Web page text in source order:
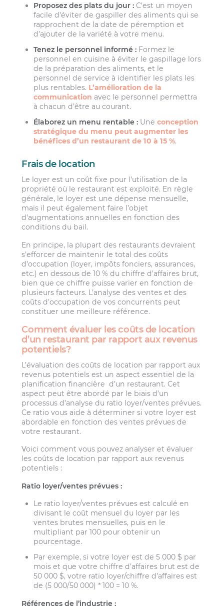
Proposez des plats du jour : C’est un moyen
facile d’éviter de gaspiller des aliments qui se
rapprochent de la date de péremption et
d’ajouter de la variété à votre menu.
Tenez le personnel informé : Formez le
personnel en cuisine à éviter le gaspillage lors
de la préparation des aliments, et le
personnel de service à identifier les plats les
plus rentables. L’amélioration de la
communication avec le personnel permettra
à chacun d’être au courant.
Élaborez un menu rentable : Uneconception
stratégique du menu peut augmenter les
bénéfices d’un restaurant de 10 à 15 %.
Frais de location
Le loyer est un coût fixe pour l’utilisation de la
propriété où le restaurant est exploité. En règle
générale, le loyer est une dépense mensuelle,
mais il peut également faire l’objet
d’augmentations annuelles en fonction des
conditions du bail.
En principe, la plupart des restaurants devraient
s’efforcer de maintenir le total des coûts
d’occupation (loyer, impôts fonciers, assurances,
etc.) en dessous de 10 % du chiffre d’affaires brut,
bien que ce chiffre puisse varier en fonction de
plusieurs facteurs. L’analyse des ventes et des
coûts d’occupation de vos concurrents peut
constituer une meilleure référence.
Comment évaluer les coûts de location
d’un restaurant par rapport aux revenus
potentiels?
L’évaluation des coûts de location par rapport aux
revenus potentiels est un aspect essentiel de la
planification financière d’un restaurant. Cet
aspect peut être abordé par le biais d’un
processus d’analyse du ratio loyer/ventes prévues.
Ce ratio vous aide à déterminer si votre loyer est
abordable en fonction des ventes prévues de
votre restaurant.
Voici comment vous pouvez analyser et évaluer
les coûts de location par rapport aux revenus
potentiels :
Ratio loyer/ventes prévues :
Le ratio loyer/ventes prévues est calculé en
divisant le coût mensuel du loyer par les
ventes brutes mensuelles, puis en le
multipliant par 100 pour obtenir un
pourcentage.
Par exemple, si votre loyer est de 5 000 $ par
mois et que votre chiffre d’affaires brut est de
50 000 $, votre ratio loyer/chiffre d’affaires est
de (5 000/50 000) * 100 = 10 %.
Références de l’industrie :